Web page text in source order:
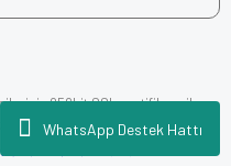
WhatsApp Destek Hattı
256bit SSL sertifikası ile